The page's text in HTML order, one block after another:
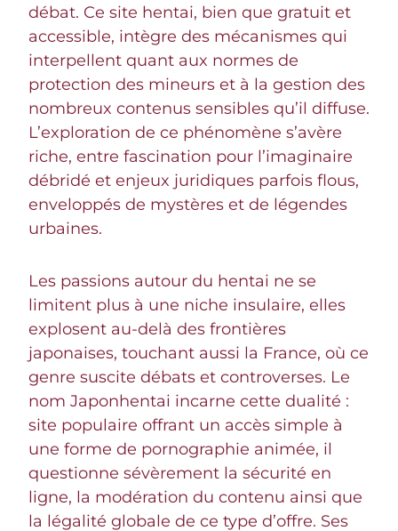
débat. Ce site hentai, bien que gratuit et
accessible, intègre des mécanismes qui
interpellent quant aux normes de
protection des mineurs et à la gestion des
nombreux contenus sensibles qu’il diffuse.
L’exploration de ce phénomène s’avère
riche, entre fascination pour l’imaginaire
débridé et enjeux juridiques parfois flous,
enveloppés de mystères et de légendes
urbaines.
Les passions autour du hentai ne se
limitent plus à une niche insulaire, elles
explosent au-delà des frontières
japonaises, touchant aussi la France, où ce
genre suscite débats et controverses. Le
nom Japonhentai incarne cette dualité :
site populaire offrant un accès simple à
une forme de pornographie animée, il
questionne sévèrement la sécurité en
ligne, la modération du contenu ainsi que
la légalité globale de ce type d’offre. Ses